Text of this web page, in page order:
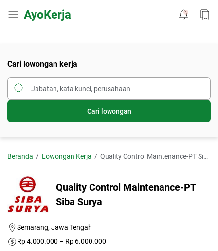
AyoKerja
Cari lowongan kerja
Cari lowongan
Beranda Lowongan Kerja Quality Control Maintenance-PT Siba Surya
Quality Control Maintenance-PT
Siba Surya
Semarang, Jawa Tengah
Rp 4.000.000 – Rp 6.000.000